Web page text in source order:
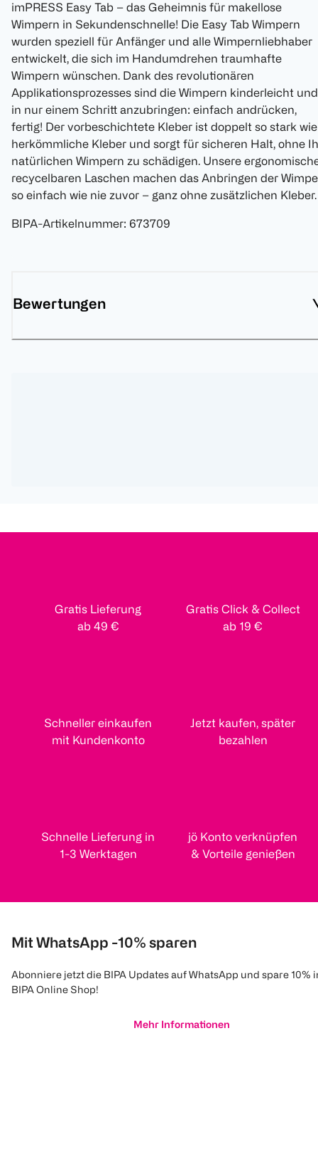
imPRESS Easy Tab – das Geheimnis für makellose
Wimpern in Sekundenschnelle! Die Easy Tab Wimpern
wurden speziell für Anfänger und alle Wimpernliebhaber
entwickelt, die sich im Handumdrehen traumhafte
Wimpern wünschen. Dank des revolutionären
Applikationsprozesses sind die Wimpern kinderleicht und
in nur einem Schritt anzubringen: einfach andrücken,
fertig! Der vorbeschichtete Kleber ist doppelt so stark wie
herkömmliche Kleber und sorgt für sicheren Halt, ohne
natürlichen Wimpern zu schädigen. Unsere
recycelbaren Laschen machen das Anbringen der
so einfach wie nie zuvor – ganz ohne zusätzlichen Kleber.
BIPA-Artikelnummer: 673709
Bewertungen
Gratis Lieferung
ab 49 €
Gratis Click & Collect
ab 19 €
Schneller einkaufen
mit Kundenkonto
Jetzt kaufen, später
bezahlen
Schnelle Lieferung in
1-3 Werktagen
jö Konto verknüpfen
& Vorteile genießen
Mit WhatsApp -10% sparen
Abonniere jetzt die BIPA Updates auf WhatsApp und spare 10%
BIPA Online Shop!
Mehr Informationen